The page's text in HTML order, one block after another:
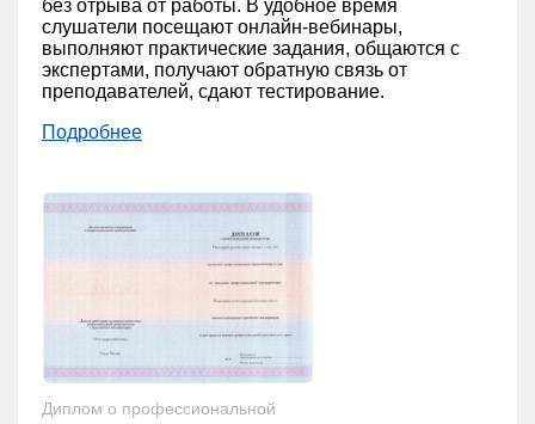
без отрыва от работы. В удобное время
слушатели посещают онлайн-вебинары,
выполняют практические задания, общаются с
экспертами, получают обратную связь от
преподавателей, сдают тестирование.
Подробнее
Диплом о профессиональной